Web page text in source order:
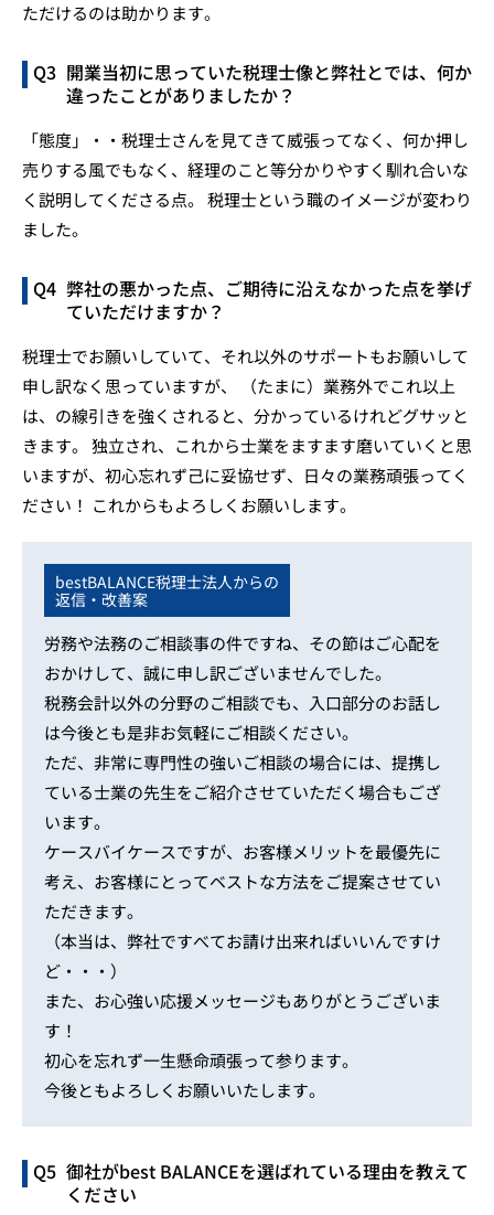
ただけるのは助かります。
開業当初に思っていた税理士像と弊社とでは、何か
違ったことがありましたか？
「態度」・・税理士さんを見てきて威張ってなく、何か押し
売りする風でもなく、経理のこと等分かりやすく馴れ合いな
く説明してくださる点。 税理士という職のイメージが変わり
ました。
弊社の悪かった点、ご期待に沿えなかった点を挙げ
ていただけますか？
税理士でお願いしていて、それ以外のサポートもお願いして
申し訳なく思っていますが、 （たまに）業務外でこれ以上
は、の線引きを強くされると、分かっているけれどグサッと
きます。 独立され、これから士業をますます磨いていくと思
いますが、初心忘れず己に妥協せず、日々の業務頑張ってく
ださい！ これからもよろしくお願いします。
bestBALANCE税理士法人からの
返信・改善案
労務や法務のご相談事の件ですね、その節はご心配を
おかけして、誠に申し訳ございませんでした。
税務会計以外の分野のご相談でも、入口部分のお話し
は今後とも是非お気軽にご相談ください。
ただ、非常に専門性の強いご相談の場合には、提携し
ている士業の先生をご紹介させていただく場合もござ
います。
ケースバイケースですが、お客様メリットを最優先に
考え、お客様にとってベストな方法をご提案させてい
ただきます。
（本当は、弊社ですべてお請け出来ればいいんですけ
ど・・・）
また、お心強い応援メッセージもありがとうございま
す！
初心を忘れず一生懸命頑張って参ります。
今後ともよろしくお願いいたします。
御社がbest BALANCEを選ばれている理由を教えて
ください